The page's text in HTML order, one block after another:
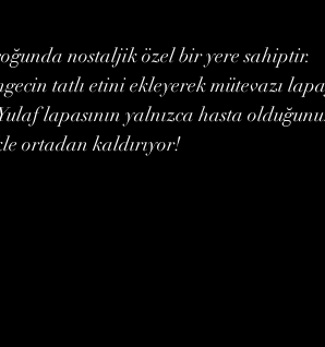
nostaljik özel bir yere sahiptir.
tatlı etini ekleyerek mütevazı
lapasının yalnızca hasta
ortadan kaldırıyor!